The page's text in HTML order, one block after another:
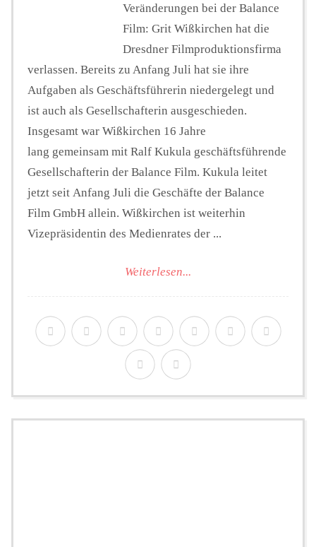
Veränderungen bei der Balance
Film: Grit Wißkirchen hat die
Dresdner Filmproduktionsfirma
verlassen. Bereits zu Anfang Juli hat sie ihre
Aufgaben als Geschäftsführerin niedergelegt und
ist auch als Gesellschafterin ausgeschieden.
Insgesamt war Wißkirchen 16 Jahre
lang gemeinsam mit Ralf Kukula geschäftsführende
Gesellschafterin der Balance Film. Kukula leitet
jetzt seit Anfang Juli die Geschäfte der Balance
Film GmbH allein. Wißkirchen ist weiterhin
Vizepräsidentin des Medienrates der ...
Weiterlesen...